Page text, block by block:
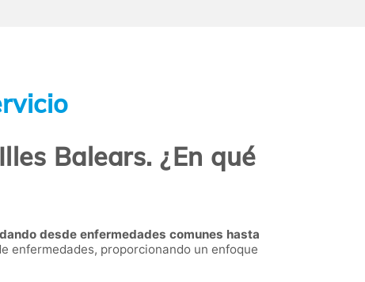
Balears. ¿En qué
desde enfermedades comunes hasta
enfermedades, proporcionando un enfoque